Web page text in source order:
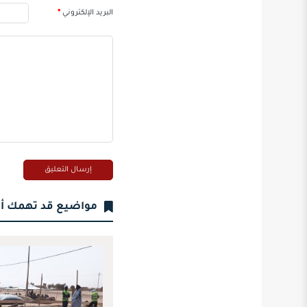
البريد الإلكتروني *
مواضيع قد تهمك